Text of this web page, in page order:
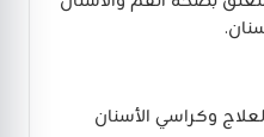
وكراسي الأسنان